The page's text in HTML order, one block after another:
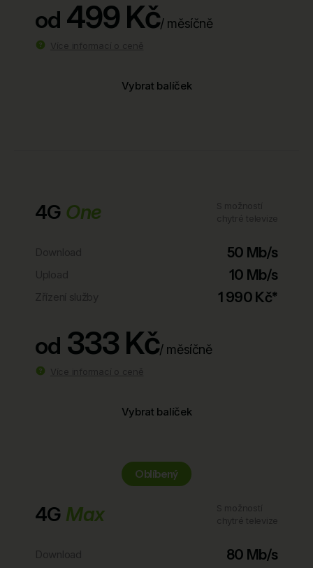
od 499 Kč/ měsíčně
Vybrat balíček
4G One
50 Mb/s
10 Mb/s
1 990 Kč*
od 333 Kč/ měsíčně
Vybrat balíček
Oblíbený
4G Max
80 Mb/s